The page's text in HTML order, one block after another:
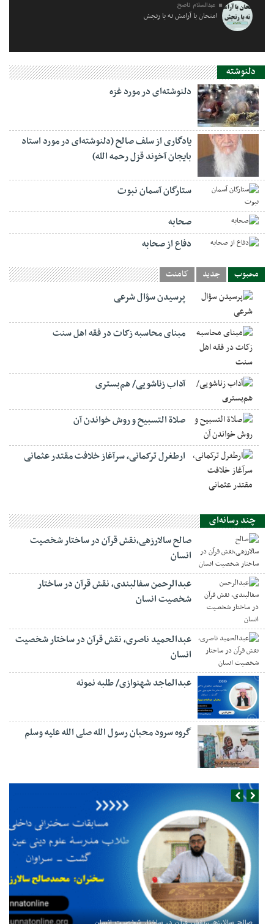
عبدالسلام ناصح
امتحان با آرامش نه با رنجش
دلنوشته
دلنوشته‌ای در مورد غزه
یادگاری از سلف صالح (دلنوشته‌ای در مورد استاد
بایجان آخوند قزل رحمه الله)
ستارگان آسمان نبوت
صحابه
دفاع از صحابه
محبوب جدید کامنت
پرسیدن سؤال شرعی
مبنای محاسبه زکات در فقه اهل سنت
آداب زناشویی/ هم‌بستری
صلاة التسبيح و روش خواندن آن
ارطغرل ترکمانی، سرآغاز خلافت مقتدر عثمانی
چند رسانه‌ای
صالح سالارزهی،‌نقش قرآن در ساختار شخصیت
انسان
عبدالرحمن سفالبندی، نقش قرآن در ساختار
شخصیت انسان
عبدالحمید ناصری، نقش قرآن در ساختار شخصیت
انسان
عبدالماجد شهنوازی/ طلبه نمونه
گروه سرود محبان رسول الله صلی الله علیه وسلم